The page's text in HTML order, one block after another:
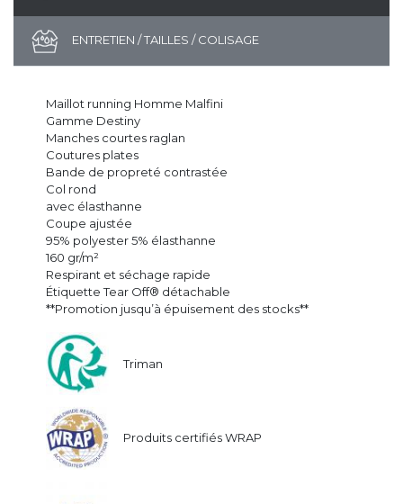
ENTRETIEN / TAILLES / COLISAGE
Maillot running Homme Malfini
Gamme Destiny
Manches courtes raglan
Coutures plates
Bande de propreté contrastée
Col rond
avec élasthanne
Coupe ajustée
95% polyester 5% élasthanne
160 gr/m²
Respirant et séchage rapide
Étiquette Tear Off® détachable
**Promotion jusqu’à épuisement des stocks**
Triman
Produits certifiés WRAP